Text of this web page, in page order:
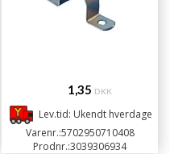
1,35 DKK
Lev.tid: Ukendt hverdage
Varenr.:5702950710408
Prodnr.:3039306934